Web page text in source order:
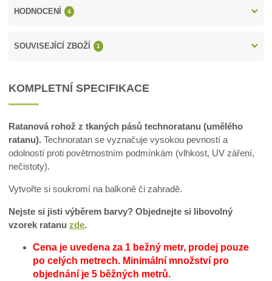
HODNOCENÍ 4
SOUVISEJÍCÍ ZBOŽÍ 1
KOMPLETNÍ SPECIFIKACE
Ratanová rohož z tkaných pásů technoratanu (umělého
ratanu). Technoratan se vyznačuje vysokou pevností a
odolností proti povětrnostním podmínkám (vlhkost, UV záření,
nečistoty).
Vytvořte si soukromí na balkoně či zahradě.
Nejste si jisti výběrem barvy? Objednejte si libovolný
vzorek ratanuzde.
Cena je uvedena za 1 bežný metr, prodej pouze
po celých metrech. Minimální množství pro
objednání je 5 běžných metrů.